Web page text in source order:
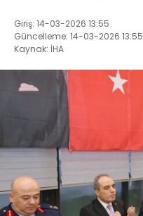
Giriş: 14-03-2026 13:55
Güncelleme: 14-03-2026 13:55
Kaynak: İHA